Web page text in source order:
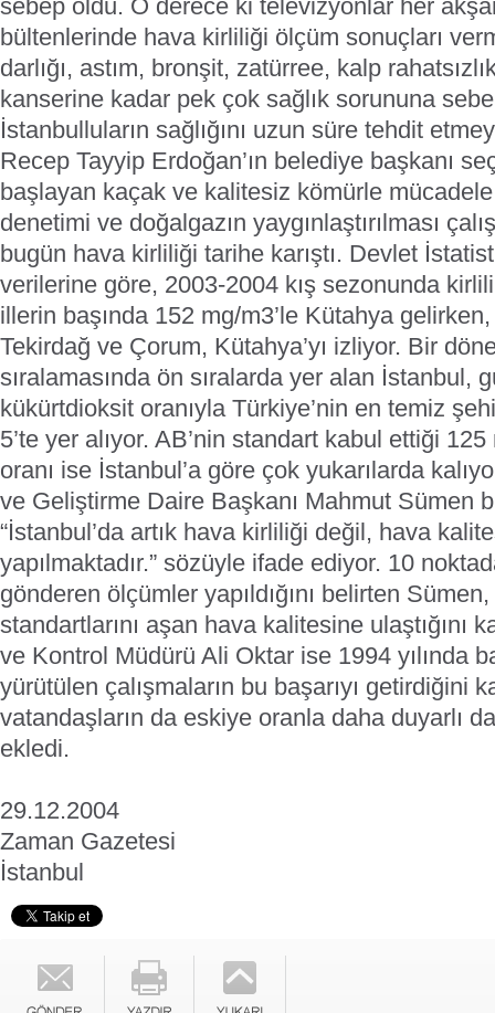
sebep oldu. O derece ki televizyonlar her
bültenlerinde hava kirliliği ölçüm sonuçları
darlığı, astım, bronşit, zatürree, kalp
kanserine kadar pek çok sağlık sorununa
İstanbulluların sağlığını uzun süre tehdit
Recep Tayyip Erdoğan’ın belediye başkanı
başlayan kaçak ve kalitesiz kömürle mücadele,
denetimi ve doğalgazın yaygınlaştırılması
bugün hava kirliliği tarihe karıştı. Devlet
verilerine göre, 2003-2004 kış sezonunda
illerin başında 152 mg/m3’le Kütahya
Tekirdağ ve Çorum, Kütahya’yı izliyor. Bir
sıralamasında ön sıralarda yer alan İstanbul,
kükürtdioksit oranıyla Türkiye’nin en temiz
5’te yer alıyor. AB’nin standart kabul ettiği
oranı ise İstanbul’a göre çok yukarılarda
ve Geliştirme Daire Başkanı Mahmut Sümen
“İstanbul’da artık hava kirliliği değil, hava
yapılmaktadır.” sözüyle ifade ediyor. 10
gönderen ölçümler yapıldığını belirten
standartlarını aşan hava kalitesine ulaştığını
ve Kontrol Müdürü Ali Oktar ise 1994 yılında
yürütülen çalışmaların bu başarıyı getirdiğini
vatandaşların da eskiye oranla daha duyarlı
ekledi.
29.12.2004
Zaman Gazetesi
İstanbul